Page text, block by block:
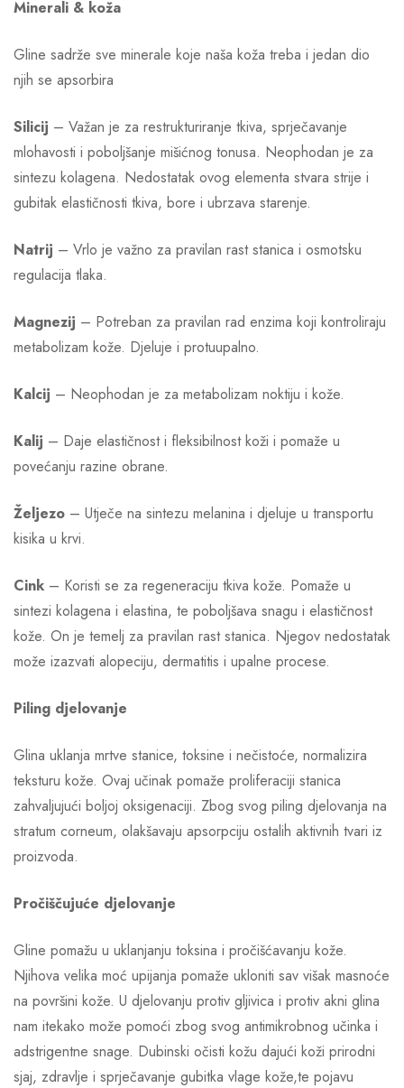
Minerali & koža
Gline sadrže sve minerale koje naša koža treba i jedan dio
njih se apsorbira
Silicij – Važan je za restrukturiranje tkiva, sprječavanje
mlohavosti i poboljšanje mišićnog tonusa. Neophodan je za
sintezu kolagena. Nedostatak ovog elementa stvara strije i
gubitak elastičnosti tkiva, bore i ubrzava starenje.
Natrij – Vrlo je važno za pravilan rast stanica i osmotsku
regulacija tlaka.
Magnezij – Potreban za pravilan rad enzima koji kontroliraju
metabolizam kože. Djeluje i protuupalno.
Kalcij – Neophodan je za metabolizam noktiju i kože.
Kalij – Daje elastičnost i fleksibilnost koži i pomaže u
povećanju razine obrane.
Željezo – Utječe na sintezu melanina i djeluje u transportu
kisika u krvi.
Cink – Koristi se za regeneraciju tkiva kože. Pomaže u
sintezi kolagena i elastina, te poboljšava snagu i elastičnost
kože. On je temelj za pravilan rast stanica. Njegov nedostatak
može izazvati alopeciju, dermatitis i upalne procese.
Piling djelovanje
Glina uklanja mrtve stanice, toksine i nečistoće, normalizira
teksturu kože. Ovaj učinak pomaže proliferaciji stanica
zahvaljujući boljoj oksigenaciji. Zbog svog piling djelovanja na
stratum corneum, olakšavaju apsorpciju ostalih aktivnih tvari iz
proizvoda.
Pročiščujuće djelovanje
Gline pomažu u uklanjanju toksina i pročišćavanju kože.
Njihova velika moć upijanja pomaže ukloniti sav višak masnoće
na površini kože. U djelovanju protiv gljivica i protiv akni glina
nam itekako može pomoći zbog svog antimikrobnog učinka i
adstrigentne snage. Dubinski očisti kožu dajući koži prirodni
sjaj, zdravlje i sprječavanje gubitka vlage kože,te pojavu